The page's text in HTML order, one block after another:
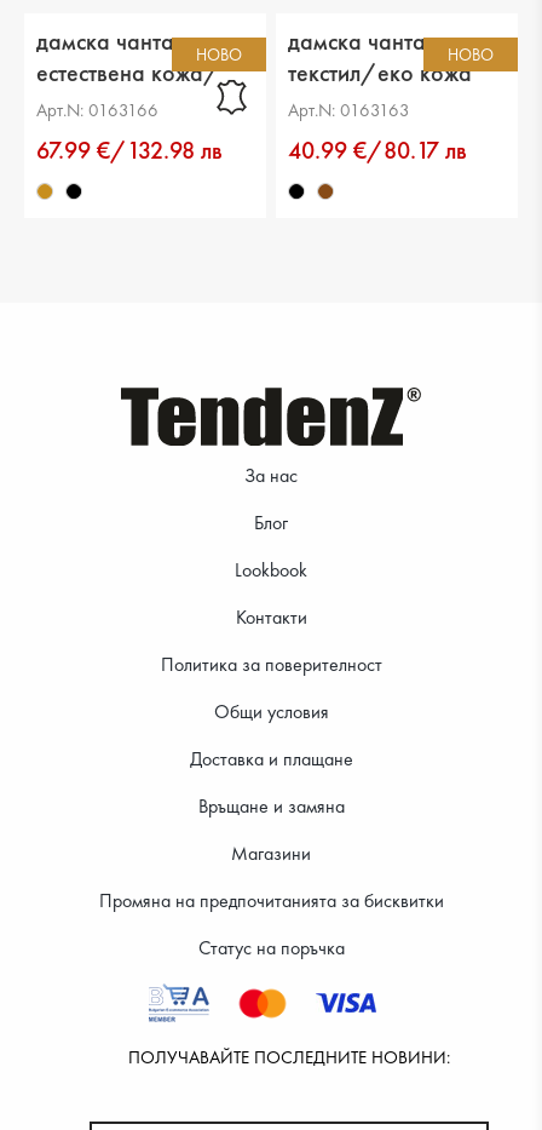
НОВО
дамска чанта
естествена кожа/
еко кожа светло
кафява
Арт.N: 0163166
67.99 €/132.98 лв
НОВО
дамска чанта
текстил/еко кожа
черна
Арт.N: 0163163
40.99 €/80.17 лв
За нас
Блог
Lookbook
Контакти
Политика за поверителност
Общи условия
Доставка и плащане
Връщане и замяна
Магазини
Промяна на предпочитанията за бисквитки
Статус на поръчка
ПОЛУЧАВАЙТЕ ПОСЛЕДНИТЕ НОВИНИ: